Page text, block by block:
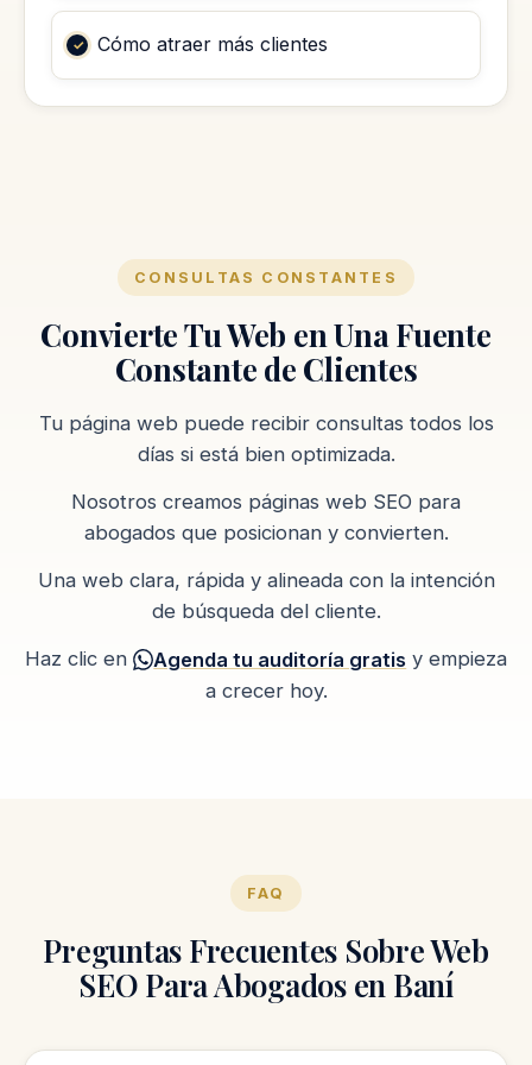
Cómo atraer más clientes
CONSULTAS CONSTANTES
Convierte Tu Web en Una Fuente
Constante de Clientes
Tu página web puede recibir consultas todos los
días si está bien optimizada.
Nosotros creamos páginas web SEO para
abogados que posicionan y convierten.
Una web clara, rápida y alineada con la intención
de búsqueda del cliente.
Haz clic en
Agenda tu auditoría gratis y empieza
a crecer hoy.
FAQ
Preguntas Frecuentes Sobre Web
SEO Para Abogados en Baní